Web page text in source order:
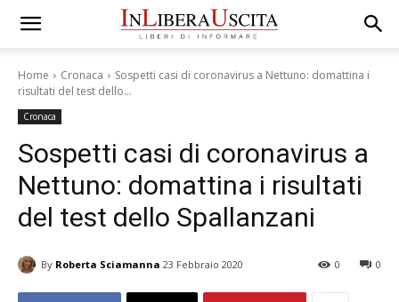
Home Cronaca
Sospetti casi di coronavirus a Nettuno: domattina i
risultati del test dello...
Cronaca
Sospetti casi di coronavirus a
Nettuno: domattina i risultati
del test dello Spallanzani
By Roberta Sciamanna 23 Febbraio 2020 0
0